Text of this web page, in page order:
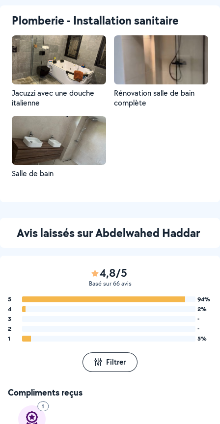
Plomberie - Installation sanitaire
Jacuzzi avec une douche
italienne
Rénovation salle de bain
complète
Salle de bain
Avis laissés sur Abdelwahed Haddar
4,8/5
Basé sur 66 avis
5
94%
4
2%
3
-
2
-
1
5%
Filtrer
Compliments reçus
1